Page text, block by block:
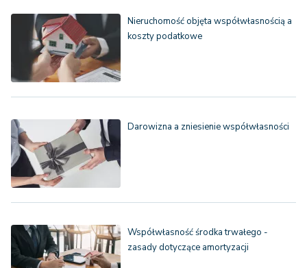
Nieruchomość objęta współwłasnością a
koszty podatkowe
Darowizna a zniesienie współwłasności
Współwłasność środka trwałego -
zasady dotyczące amortyzacji